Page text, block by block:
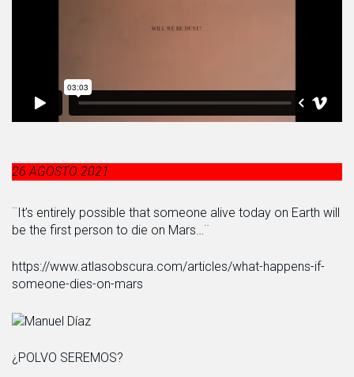
26 AGOSTO 2021
¨It’s entirely possible that someone alive today on Earth will
be the first person to die on Mars…¨
https://www.atlasobscura.com/articles/what-happens-if-
someone-dies-on-mars
¿POLVO SEREMOS?